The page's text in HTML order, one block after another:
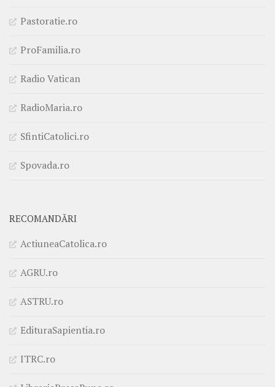
Pastoratie.ro
ProFamilia.ro
Radio Vatican
RadioMaria.ro
SfintiCatolici.ro
Spovada.ro
RECOMANDĂRI
ActiuneaCatolica.ro
AGRU.ro
ASTRU.ro
EdituraSapientia.ro
ITRC.ro